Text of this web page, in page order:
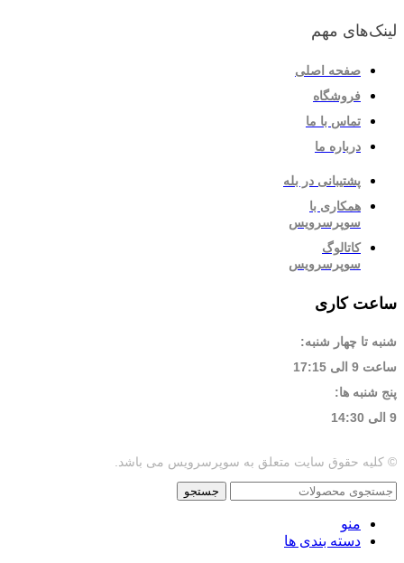
لینک‌های مهم
صفحه اصلی
فروشگاه
تماس با ما
درباره ما
پشتیبانی در بله
همکاری با
سوپرسرویس
کاتالوگ
سوپرسرویس
ساعت کاری
شنبه تا چهار شنبه:
ساعت 9 الی 17:15
پنج شنبه ها:
9 الی 14:30
© کلیه حقوق سایت متعلق به سوپرسرویس می باشد.
جستجو
منو
دسته بندی ها